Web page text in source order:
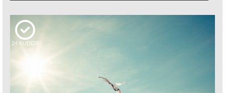
24 KUDOS